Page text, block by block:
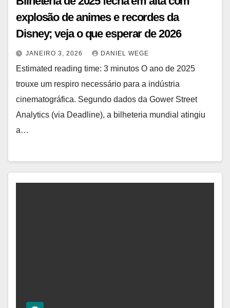
explosão de animes e recordes da
Disney; veja o que esperar de 2026
JANEIRO 3, 2026 DANIEL WEGE
Estimated reading time: 3 minutos O ano de 2025
trouxe um respiro necessário para a indústria
cinematográfica. Segundo dados da Gower Street
Analytics (via Deadline), a bilheteria mundial atingiu
a…